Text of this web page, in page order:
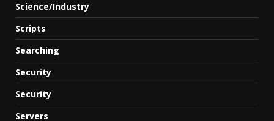
Science/Industry
Scripts
Searching
Security
Security
Servers